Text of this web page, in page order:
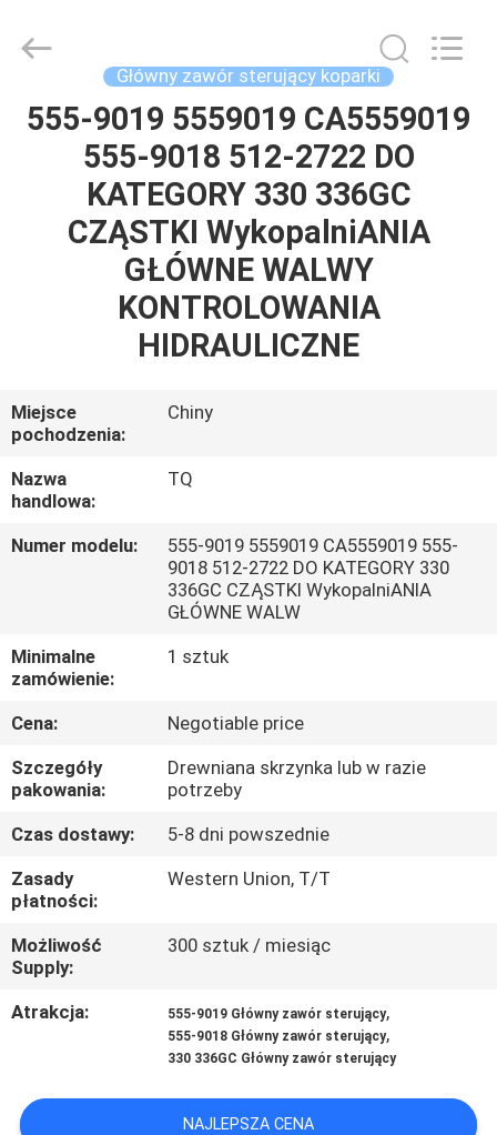
DOM
PRODUKTY
O
NAS
WYCIECZKA
KONTROLA
JAKOŚCI
SKONTAKTUJ
SIĘ
Z
NAMI
AKTUALNOŚCI
WSZYSTKIE
PRZYPADKI
Machinery
Reserved.
Główny zawór sterujący koparki
555-9019 5559019 CA5559019
555-9018 512-2722 DO
KATEGORY 330 336GC
CZĄSTKI WykopalniANIA
GŁÓWNE WALWY
KONTROLOWANIA
HIDRAULICZNE
Miejsce
pochodzenia:
Chiny
Nazwa
handlowa:
TQ
Numer modelu:
555-9019 5559019 CA5559019 555-
9018 512-2722 DO KATEGORY 330
336GC CZĄSTKI WykopalniANIA
GŁÓWNE WALW
Minimalne
zamówienie:
1 sztuk
Cena:
Negotiable price
Szczegóły
pakowania:
Drewniana skrzynka lub w razie
potrzeby
Czas dostawy:
5-8 dni powszednie
Zasady
płatności:
Western Union, T/T
Możliwość
Supply:
300 sztuk / miesiąc
Atrakcja: 555-9019 Główny zawór sterujący,
555-9018 Główny zawór sterujący,
330 336GC Główny zawór sterujący
NAJLEPSZA CENA